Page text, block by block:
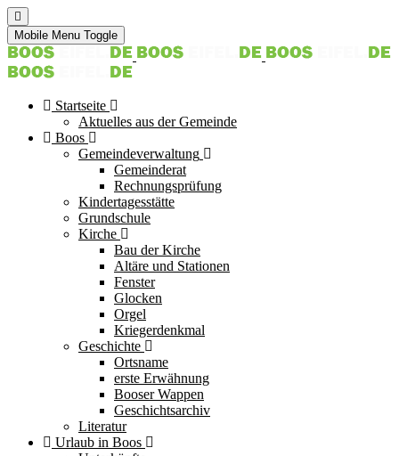
Mobile Menu Toggle
Startseite
Aktuelles aus der Gemeinde
Boos
Gemeindeverwaltung
Gemeinderat
Rechnungsprüfung
Kindertagesstätte
Grundschule
Kirche
Bau der Kirche
Altäre und Stationen
Fenster
Glocken
Orgel
Kriegerdenkmal
Geschichte
Ortsname
erste Erwähnung
Booser Wappen
Geschichtsarchiv
Literatur
Urlaub in Boos